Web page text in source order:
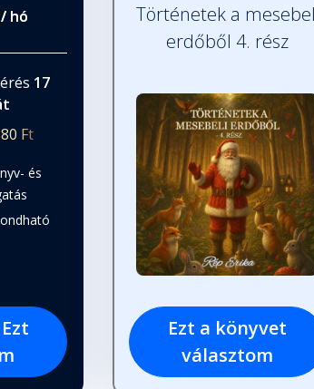
/ hó
17
Ft
és
Történetek a
erdőből 4. rész
Ezt a könyvet
választom